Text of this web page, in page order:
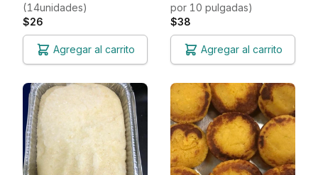
(14unidades)
$26
Agregar al carrito
por 10 pulgadas)
$38
Agregar al carrito